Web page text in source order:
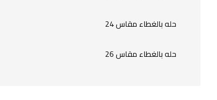
حله بالغطاء مقاس 24
حله بالغطاء مقاس 26